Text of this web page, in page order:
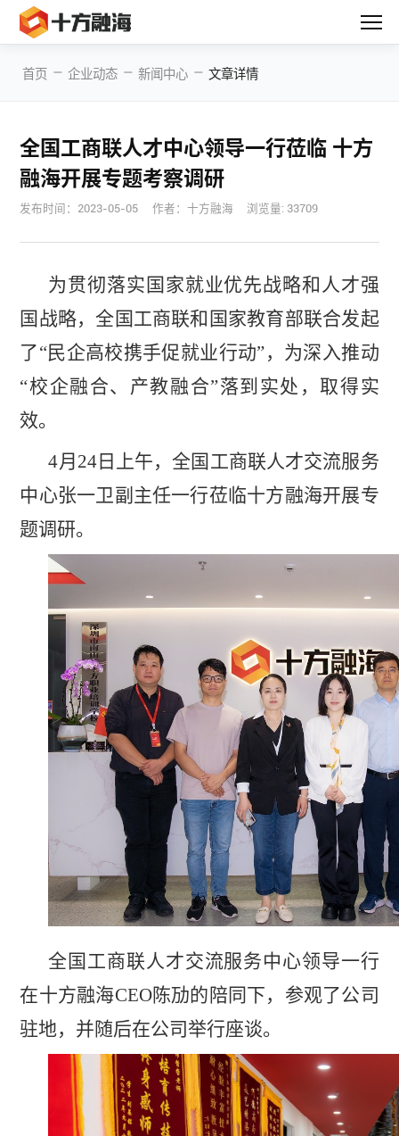
首页 — 企业动态 — 新闻中心 — 文章详情
全国工商联人才中心领导一行莅临 十方
融海开展专题考察调研
发布时间： 2023-05-05 作者：十方融海 浏览量: 33709
为贯彻落实国家就业优先战略和人才强
国战略，全国工商联和国家教育部联合发起
了“民企高校携手促就业行动”，为深入推动
“校企融合、产教融合”落到实处，取得实
效。
4月24日上午，全国工商联人才交流服务
中心张一卫副主任一行莅临十方融海开展专
题调研。
全国工商联人才交流服务中心领导一行
在十方融海CEO陈劢的陪同下，参观了公司
驻地，并随后在公司举行座谈。